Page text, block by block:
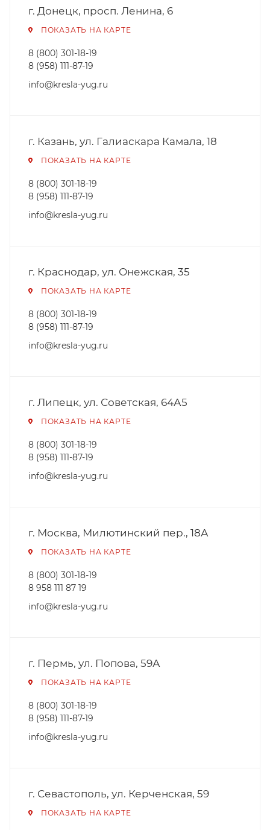
г. Донецк, просп. Ленина, 6
ПОКАЗАТЬ НА КАРТЕ
8 (800) 301-18-19
8 (958) 111-87-19
info@kresla-yug.ru
г. Казань, ул. Галиаскара Камала, 18
ПОКАЗАТЬ НА КАРТЕ
8 (800) 301-18-19
8 (958) 111-87-19
info@kresla-yug.ru
г. Краснодар, ул. Онежская, 35
ПОКАЗАТЬ НА КАРТЕ
8 (800) 301-18-19
8 (958) 111-87-19
info@kresla-yug.ru
г. Липецк, ул. Советская, 64А5
ПОКАЗАТЬ НА КАРТЕ
8 (800) 301-18-19
8 (958) 111-87-19
info@kresla-yug.ru
г. Москва, Милютинский пер., 18А
ПОКАЗАТЬ НА КАРТЕ
8 (800) 301-18-19
8 958 111 87 19
info@kresla-yug.ru
г. Пермь, ул. Попова, 59А
ПОКАЗАТЬ НА КАРТЕ
8 (800) 301-18-19
8 (958) 111-87-19
info@kresla-yug.ru
г. Севастополь, ул. Керченская, 59
ПОКАЗАТЬ НА КАРТЕ